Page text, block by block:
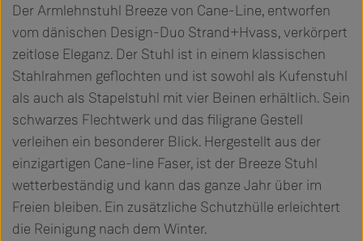
Der Armlehnstuhl Breeze von Cane-Line, entworfen
vom dänischen Design-Duo Strand+Hvass, verkörpert
zeitlose Eleganz. Der Stuhl ist in einem klassischen
Stahlrahmen geflochten und ist sowohl als Kufenstuhl
als auch als Stapelstuhl mit vier Beinen erhältlich. Sein
schwarzes Flechtwerk und das filigrane Gestell
verleihen ein besonderer Blick. Hergestellt aus der
einzigartigen Cane-line Faser, ist der Breeze Stuhl
wetterbeständig und kann das ganze Jahr über im
Freien bleiben. Ein zusätzliche Schutzhülle erleichtert
die Reinigung nach dem Winter.